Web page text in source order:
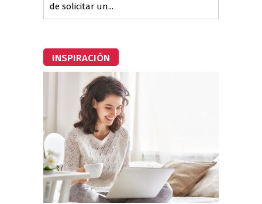
de solicitar un...
INSPIRACIÓN